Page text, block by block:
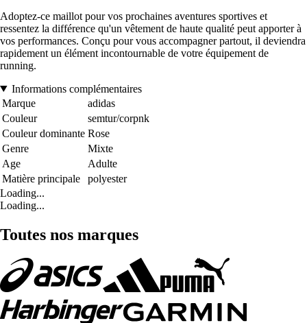
Adoptez-ce maillot pour vos prochaines aventures sportives et
ressentez la différence qu'un vêtement de haute qualité peut apporter à
vos performances. Conçu pour vous accompagner partout, il deviendra
rapidement un élément incontournable de votre équipement de
running.
Informations complémentaires
Marque
adidas
Couleur
semtur/corpnk
Couleur dominante Rose
Genre
Mixte
Age
Adulte
Matière principale
polyester
Loading...
Loading...
Toutes nos marques